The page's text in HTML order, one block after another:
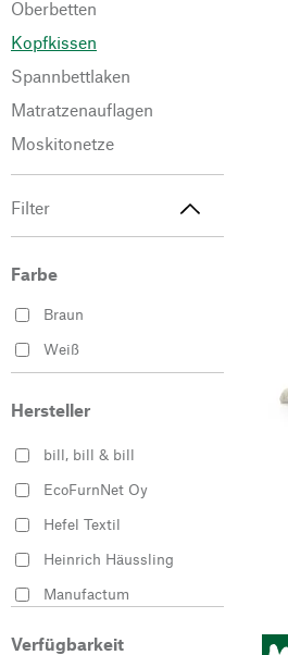
Oberbetten
Kopfkissen
Spannbettlaken
Matratzenauflagen
Moskitonetze
Filter
Farbe
Braun
Weiß
Hersteller
bill, bill & bill
EcoFurnNet Oy
Hefel Textil
Heinrich Häussling
Manufactum
Verfügbarkeit